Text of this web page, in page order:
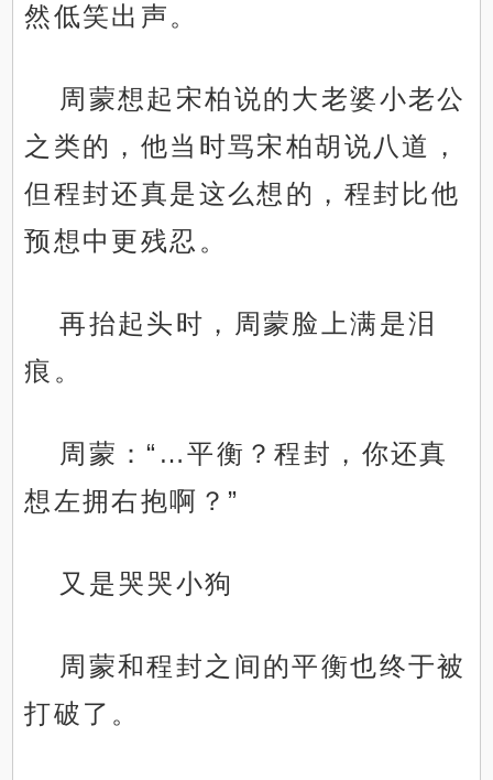
然低笑出声。
周蒙想起宋柏说的大老婆小老公
之类的，他当时骂宋柏胡说八道，
但程封还真是这么想的，程封比他
预想中更残忍。
再抬起头时，周蒙脸上满是泪
痕。
周蒙：“…平衡？程封，你还真
想左拥右抱啊？”
又是哭哭小狗
周蒙和程封之间的平衡也终于被
打破了。